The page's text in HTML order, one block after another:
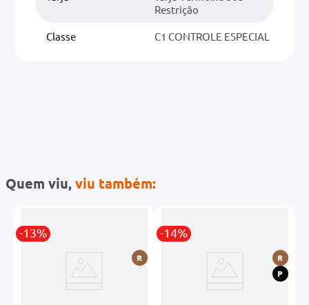
Restrição
Classe C1 CONTROLE ESPECIAL
Quem viu,viu também:
-13%
R
-14%
R
P